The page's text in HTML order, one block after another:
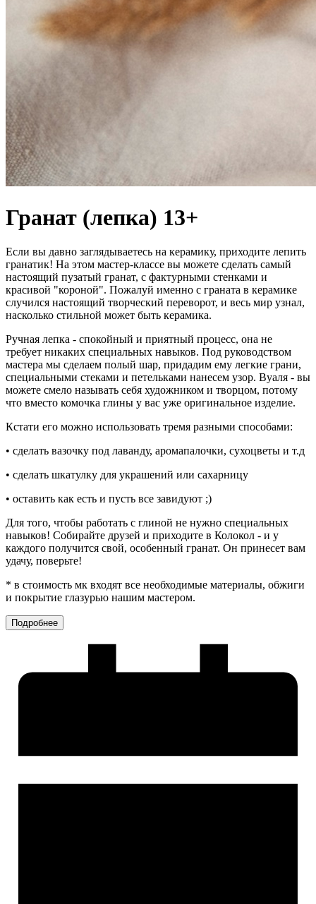
Гранат (лепка) 13+
Если вы давно заглядываетесь на керамику, приходите лепить
гранатик! На этом мастер-классе вы можете сделать самый
настоящий пузатый гранат, с фактурными стенками и
красивой "короной". Пожалуй именно с граната в керамике
случился настоящий творческий переворот, и весь мир узнал,
насколько стильной может быть керамика.
Ручная лепка - спокойный и приятный процесс, она не
требует никаких специальных навыков. Под руководством
мастера мы сделаем полый шар, придадим ему легкие грани,
специальными стеками и петельками нанесем узор. Вуаля - вы
можете смело называть себя художником и творцом, потому
что вместо комочка глины у вас уже оригинальное изделие.
Кстати его можно использовать тремя разными способами:
• сделать вазочку под лаванду, аромапалочки, сухоцветы и т.д
• сделать шкатулку для украшений или сахарницу
• оставить как есть и пусть все завидуют ;)
Для того, чтобы работать с глиной не нужно специальных
навыков! Собирайте друзей и приходите в Колокол - и у
каждого получится свой, особенный гранат. Он принесет вам
удачу, поверьте!
* в стоимость мк входят все необходимые материалы, обжиги
и покрытие глазурью нашим мастером.
Подробнее